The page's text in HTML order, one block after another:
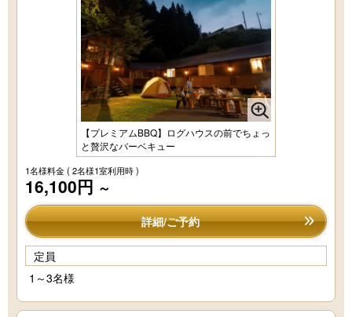
【プレミアムBBQ】ログハウスの前でちょっ
と贅沢なバーベキュー
1名様料金( 2名様1室利用時 )
16,100円 ～
詳細/ご予約
定員
1～3名様